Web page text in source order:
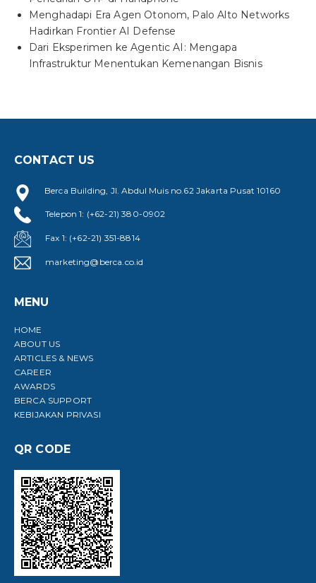
Menghadapi Era Agen Otonom, Palo Alto Networks
Hadirkan Frontier AI Defense
Dari Eksperimen ke Agentic AI: Mengapa
Infrastruktur Menentukan Kemenangan Bisnis
CONTACT US
Berca Building, Jl. Abdul Muis no.62 Jakarta Pusat 10160
Telepon 1: (+62-21) 380-0902
Fax 1: (+62-21) 351-8814
marketing@berca.co.id
MENU
HOME
ABOUT US
ARTICLES & NEWS
CAREER
AWARDS
BERCA SUPPORT
KEBIJAKAN PRIVASI
QR CODE